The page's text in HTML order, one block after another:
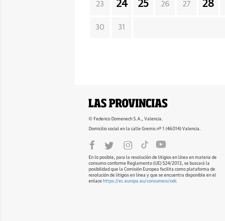
23 24 25 26 27 28
30 31
© Federico Domenech S.A., Valencia.
Domicilio social en la calle Gremis nº 1 (46014) Valencia.
En lo posible, para la resolución de litigios en línea en materia de
consumo conforme Reglamento (UE) 524/2013, se buscará la
posibilidad que la Comisión Europea facilita como plataforma de
resolución de litigios en línea y que se encuentra disponible en el
enlace https://ec.europa.eu/consumers/odr.